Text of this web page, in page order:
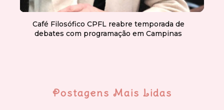
Café Filosófico CPFL reabre temporada de
debates com programação em Campinas
Postagens Mais Lidas